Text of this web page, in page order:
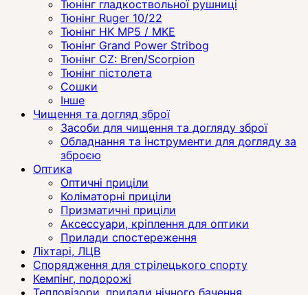
Тюнінг гладкоствольної рушниці
Тюнінг Ruger 10/22
Тюнінг HK MP5 / MKE
Тюнінг Grand Power Stribog
Тюнінг CZ: Bren/Scorpion
Тюнінг пістолета
Сошки
Інше
Чищення та догляд зброї
Засоби для чищення та догляду зброї
Обладнання та інструменти для догляду за
зброєю
Оптика
Оптичні приціли
Коліматорні приціли
Призматичні приціли
Аксессуари, кріплення для оптики
Прилади спостереження
Ліхтарі, ЛЦВ
Спорядження для стрілецького спорту
Кемпінг, подорожі
Тепловізори, прилади нічного бачення